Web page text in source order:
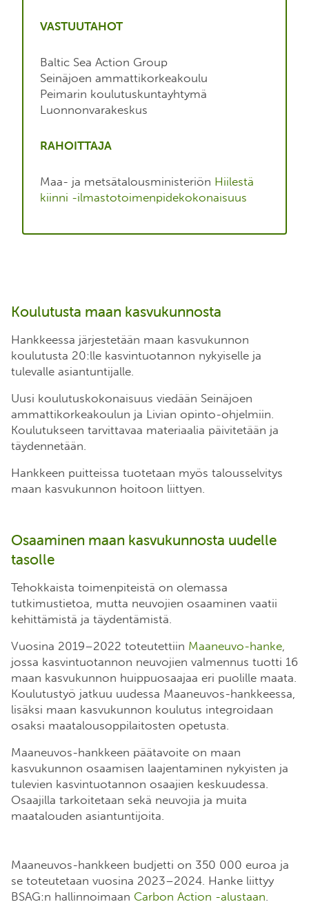
VASTUUTAHOT
Baltic Sea Action Group
Seinäjoen ammattikorkeakoulu
Peimarin koulutuskuntayhtymä
Luonnonvarakeskus
RAHOITTAJA
Maa- ja metsätalousministeriön Hiilestä
kiinni -ilmastotoimenpidekokonaisuus
Koulutusta maan kasvukunnosta
Hankkeessa järjestetään maan kasvukunnon
koulutusta 20:lle kasvintuotannon nykyiselle ja
tulevalle asiantuntijalle.
Uusi koulutuskokonaisuus viedään Seinäjoen
ammattikorkeakoulun ja Livian opinto-ohjelmiin.
Koulutukseen tarvittavaa materiaalia päivitetään ja
täydennetään.
Hankkeen puitteissa tuotetaan myös talousselvitys
maan kasvukunnon hoitoon liittyen.
Osaaminen maan kasvukunnosta uudelle
tasolle
Tehokkaista toimenpiteistä on olemassa
tutkimustietoa, mutta neuvojien osaaminen vaatii
kehittämistä ja täydentämistä.
Vuosina 2019–2022 toteutettiin Maaneuvo-hanke
jossa kasvintuotannon neuvojien valmennus tuotti 16
maan kasvukunnon huippuosaajaa eri puolille maata.
Koulutustyö jatkuu uudessa Maaneuvos-hankkeessa,
lisäksi maan kasvukunnon koulutus integroidaan
osaksi maatalousoppilaitosten opetusta.
Maaneuvos-hankkeen päätavoite on maan
kasvukunnon osaamisen laajentaminen nykyisten ja
tulevien kasvintuotannon osaajien keskuudessa.
Osaajilla tarkoitetaan sekä neuvojia ja muita
maatalouden asiantuntijoita.
Maaneuvos-hankkeen budjetti on 350 000 euroa ja
se toteutetaan vuosina 2023–2024. Hanke liittyy
BSAG:n hallinnoimaan Carbon Action -alustaan